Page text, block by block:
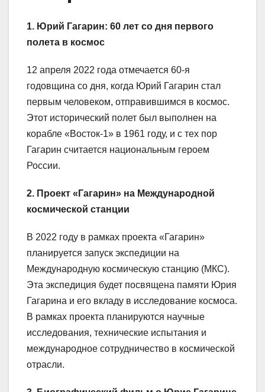
1. Юрий Гагарин: 60 лет со дня первого
полета в космос
12 апреля 2022 года отмечается 60-я
годовщина со дня, когда Юрий Гагарин стал
первым человеком, отправившимся в космос.
Этот исторический полет был выполнен на
корабле «Восток-1» в 1961 году, и с тех пор
Гагарин считается национальным героем
России.
2. Проект «Гагарин» на Международной
космической станции
В 2022 году в рамках проекта «Гагарин»
планируется запуск экспедиции на
Международную космическую станцию (МКС).
Эта экспедиция будет посвящена памяти Юрия
Гагарина и его вкладу в исследование космоса.
В рамках проекта планируются научные
исследования, технические испытания и
международное сотрудничество в космической
отрасли.